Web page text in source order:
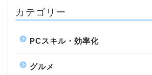
カテゴリー
PCスキル・効率化
グルメ